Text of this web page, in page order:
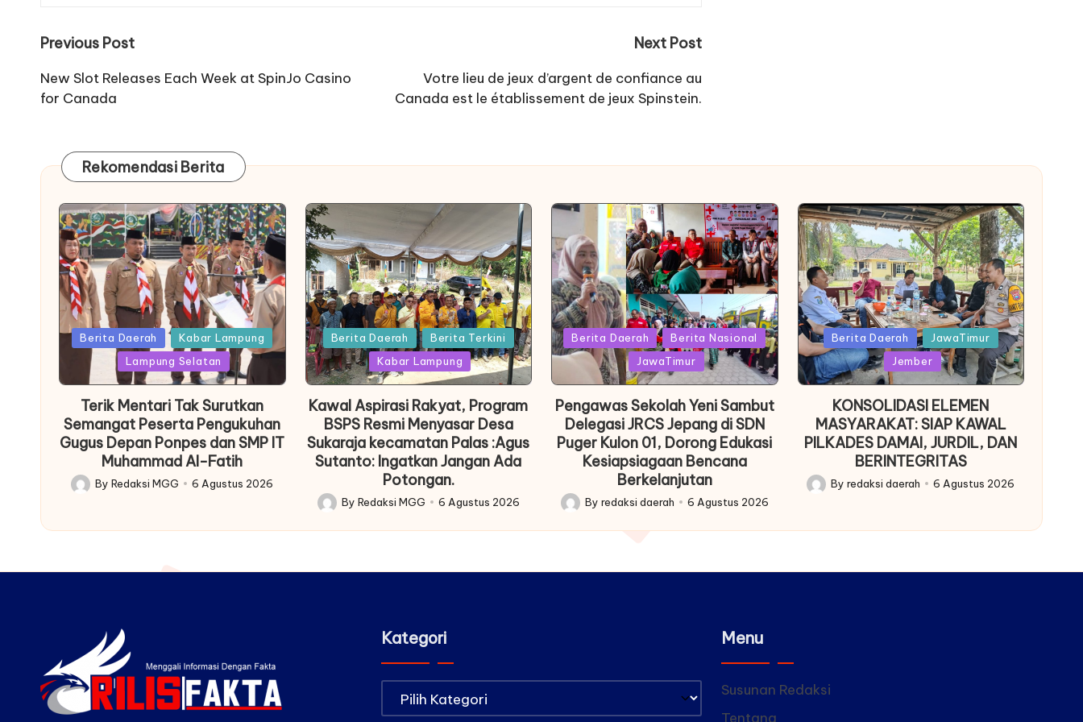
Post
navigation
Previous Post
New Slot Releases Each Week at SpinJo Casino
for Canada
Next Post
Votre lieu de jeux d’argent de confiance au
Canada est le établissement de jeux Spinstein.
Rekomendasi Berita
Posted
Berita Daerah
Kabar Lampung
Lampung Selatan
Terik Mentari Tak Surutkan
Semangat Peserta Pengukuhan
Gugus Depan Ponpes dan SMP IT
Muhammad Al-Fatih
Posted
ByRedaksi MGG 6 Agustus 2026
Posted
in
Berita Daerah
Berita Terkini
Kabar Lampung
Kawal Aspirasi Rakyat, Program
BSPS Resmi Menyasar Desa
Sukaraja kecamatan Palas :Agus
Sutanto: Ingatkan Jangan Ada
Potongan.
Posted
by
By Redaksi MGG 6 Agustus 2026
Posted
in
Berita Daerah
Berita Nasional
JawaTimur
Pengawas Sekolah Yeni Sambut
Delegasi JRCS Jepang di SDN
Puger Kulon 01, Dorong Edukasi
Kesiapsiagaan Bencana
Berkelanjutan
Posted
by
By redaksi daerah 6 Agustus 2026
Posted
in
Berita Daerah
JawaTimur
Jember
KONSOLIDASI ELEMEN
MASYARAKAT: SIAP KAWAL
PILKADES DAMAI, JURDIL, DAN
BERINTEGRITAS
Posted
Byredaksi daerah 6 Agustus 2026
Kategori
Kategori
Menu
Susunan Redaksi
Tentang